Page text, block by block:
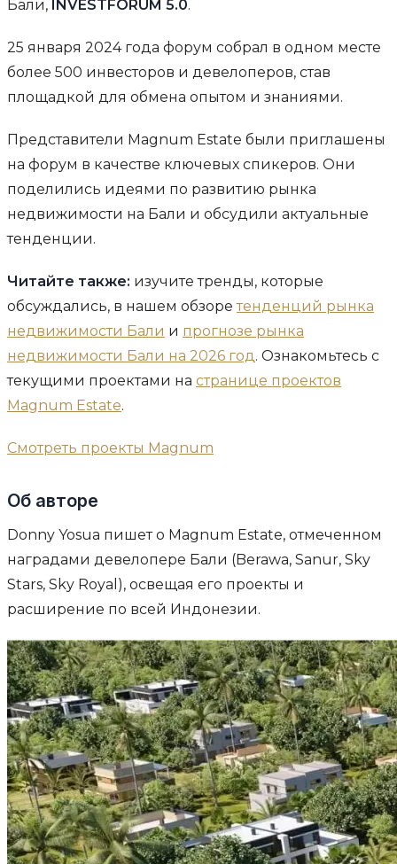
Бали, INVESTFORUM 5.0.
25 января 2024 года форум собрал в одном месте
более 500 инвесторов и девелоперов, став
площадкой для обмена опытом и знаниями.
Представители Magnum Estate были приглашены
на форум в качестве ключевых спикеров. Они
поделились идеями по развитию рынка
недвижимости на Бали и обсудили актуальные
тенденции.
Читайте также: изучите тренды, которые
обсуждались, в нашем обзоретенденций рынка
недвижимости Бали и прогнозе рынка
недвижимости Бали на 2026 год. Ознакомьтесь с
текущими проектами на странице проектов
Magnum Estate.
Смотреть проекты Magnum
Об авторе
Donny Yosua пишет о Magnum Estate, отмеченном
наградами девелопере Бали (Berawa, Sanur, Sky
Stars, Sky Royal), освещая его проекты и
расширение по всей Индонезии.